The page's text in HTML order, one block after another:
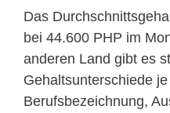
Das
bei 44.600 PHP im
anderen Land gibt es
Gehaltsunterschiede
Berufsbezeichnung,